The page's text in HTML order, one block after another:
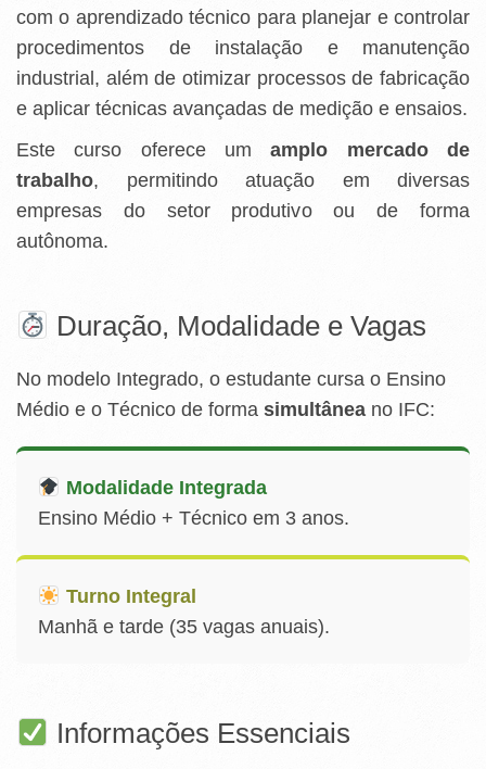
com o aprendizado técnico para planejar e controlar
procedimentos de instalação e manutenção
industrial, além de otimizar processos de fabricação
e aplicar técnicas avançadas de medição e ensaios.
Este curso oferece umamplo mercado de
trabalho, permitindo atuação em diversas
empresas do setor produtivo ou de forma
autônoma.
Duração, Modalidade e Vagas
No modelo Integrado, o estudante cursa o Ensino
Médio e o Técnico de forma simultânea no IFC:
Modalidade Integrada
Ensino Médio + Técnico em 3 anos.
Turno Integral
Manhã e tarde (35 vagas anuais).
Informações Essenciais